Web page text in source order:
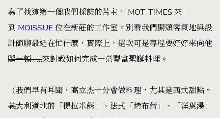
為了找這第一個我們採訪的苦主， MOT TIMES 來
到 MOISSUE 位在新莊的工作室。別看我們開頭客氣地與設
計師聊最近在忙什麼，實際上，這次可是專程要好好來向他
騙一頓……來討教如何完成一桌豐富聖誕料理。
（我們早有耳聞，高立杰十分會做料理，尤其是西式甜點。
義大利道地的「提拉米蘇」、法式「烤布蕾」、「洋蔥湯」